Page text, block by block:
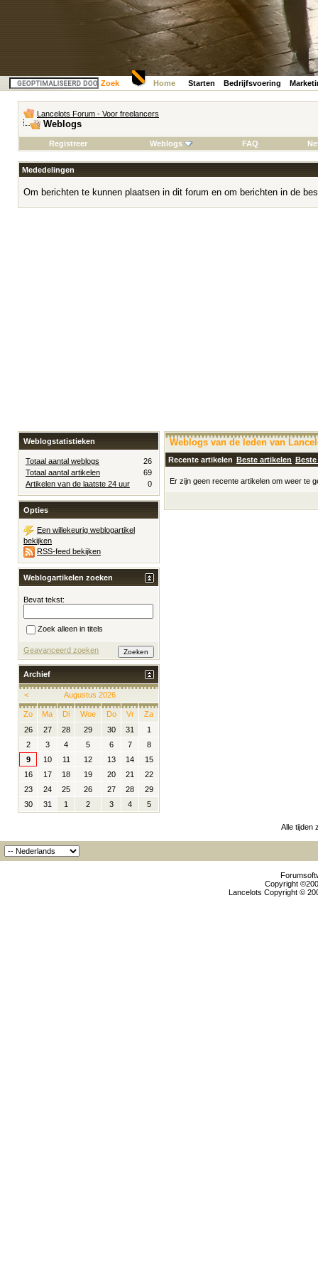
Zoek Home Starten Bedrijfsvoering
Lancelots Forum - Voor freelancers
Weblogs
Registreer Weblogs FAQ
Mededelingen
Om berichten te kunnen plaatsen in dit forum en om berichten in de
Weblogs van de leden van
Recente artikelen Beste artikelen
Er zijn geen recente artikelen om weer te
Weblogstatistieken
Totaal aantal weblogs
26
Totaal aantal artikelen
69
Artikelen van de laatste 24 uur
0
Opties
Een willekeurig weblogartikel
bekijken
RSS-feed bekijken
Weblogartikelen zoeken
Bevat tekst:
Zoek alleen in titels
Geavanceerd zoeken
Archief
< Augustus 2026
Zo Ma Di Woe Do Vr
Za
26
27 28 29 30 31
1
2
3 4 5 6 7
8
9
10 11 12 13 14
15
16
17 18 19 20 21
22
23
24 25 26 27 28
29
30
31 1 2 3 4 5
Alle tijden
Copyright
Lancelots Copyright ©